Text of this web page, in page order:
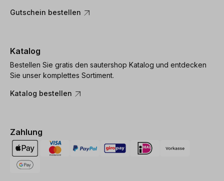
Gutschein bestellen
Katalog
Bestellen Sie gratis den sautershop Katalog und entdecken
Sie unser komplettes Sortiment.
Katalog bestellen
Zahlung